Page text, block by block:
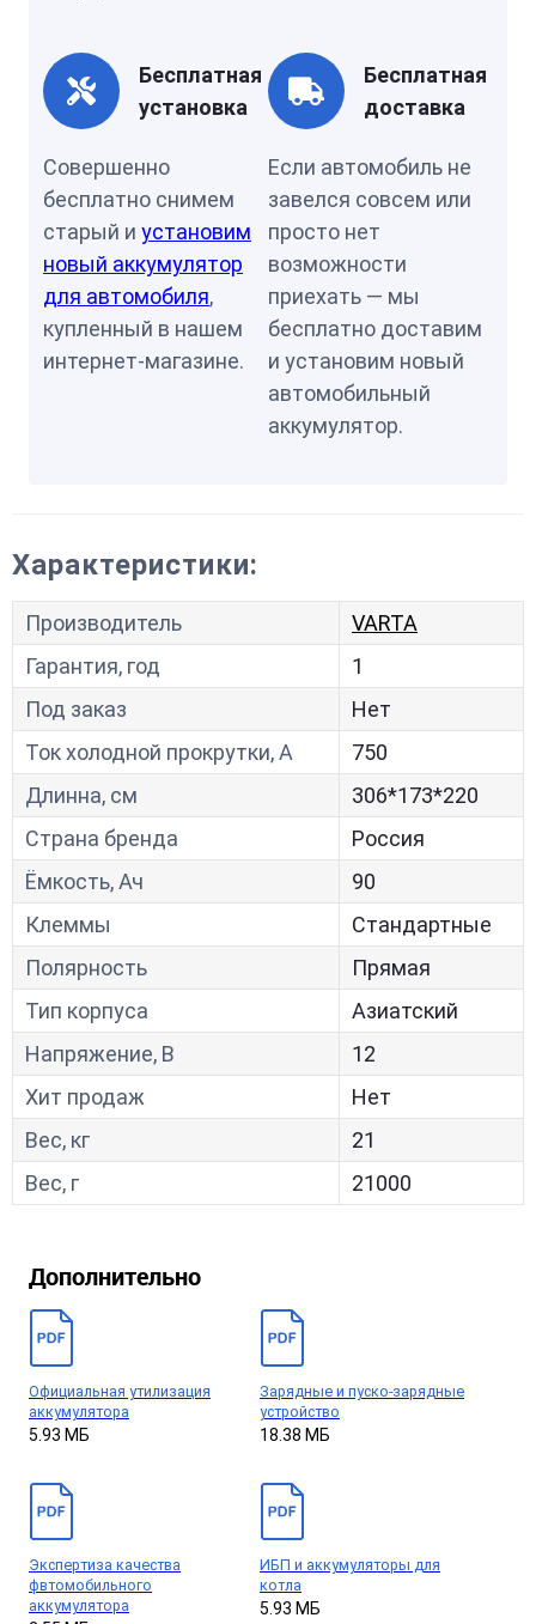
Бесплатная
установка
Совершенно
бесплатно снимем
старый и установим
новый аккумулятор
для автомобиля,
купленный в нашем
интернет-магазине.
Бесплатная
доставка
Если автомобиль не
завелся совсем или
просто нет
возможности
приехать — мы
бесплатно доставим
и установим новый
автомобильный
аккумулятор.
Характеристики:
Производитель
VARTA
Гарантия, год
1
Под заказ
Нет
Ток холодной прокрутки, A
750
Длинна, см
306*173*220
Страна бренда
Россия
Ёмкость, Ач
90
Клеммы
Стандартные
Полярность
Прямая
Тип корпуса
Азиатский
Напряжение, В
12
Хит продаж
Нет
Вес, кг
21
Вес, г
21000
Дополнительно
Официальная утилизация
аккумулятора
5.93 МБ
Зарядные и пуско-зарядные
устройство
18.38 МБ
Экспертиза качества
фвтомобильного
аккумулятора
ИБП и аккумуляторы для
котла
5.93 МБ